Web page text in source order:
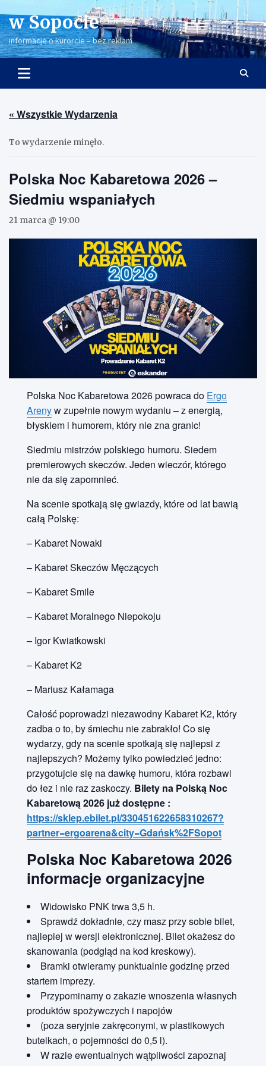
to
content
w Sopocie
informacje o kurorcie – bez reklam
« Wszystkie Wydarzenia
To wydarzenie minęło.
Polska Noc Kabaretowa 2026 –
Siedmiu wspaniałych
21 marca @ 19:00
Polska Noc Kabaretowa 2026 powraca do Ergo
Arenyw zupełnie nowym wydaniu – z energią,
błyskiem i humorem, który nie zna granic!
Siedmiu mistrzów polskiego humoru. Siedem
premierowych skeczów. Jeden wieczór, którego
nie da się zapomnieć.
Na scenie spotkają się gwiazdy, które od lat bawią
całą Polskę:
– Kabaret Nowaki
– Kabaret Skeczów Męczących
– Kabaret Smile
– Kabaret Moralnego Niepokoju
– Igor Kwiatkowski
– Kabaret K2
– Mariusz Kałamaga
Całość poprowadzi niezawodny Kabaret K2, który
zadba o to, by śmiechu nie zabrakło! Co się
wydarzy, gdy na scenie spotkają się najlepsi z
najlepszych? Możemy tylko powiedzieć jedno:
przygotujcie się na dawkę humoru, która rozbawi
do łez i nie raz zaskoczy. Bilety na Polską Noc
Kabaretową 2026 już dostępne :
https://sklep.ebilet.pl/330451622658310267?
partner=ergoarena&city=Gdańsk%2FSopot
Polska Noc Kabaretowa 2026
informacje organizacyjne
Widowisko PNK trwa 3,5 h.
Sprawdź dokładnie, czy masz przy sobie bilet,
najlepiej w wersji elektronicznej. Bilet okażesz do
skanowania (podgląd na kod kreskowy).
Bramki otwieramy punktualnie godzinę przed
startem imprezy.
Przypominamy o zakazie wnoszenia własnych
produktów spożywczych i napojów
(poza seryjnie zakręconymi, w plastikowych
butelkach, o pojemności do 0,5 l).
W razie ewentualnych wątpliwości zapoznaj